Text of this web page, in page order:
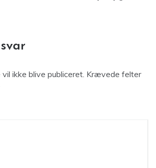
ikke blive publiceret. Krævede felter